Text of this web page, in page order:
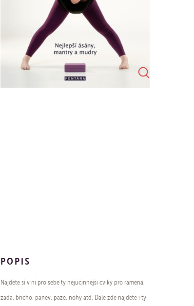
POPIS
Najděte si v ní pro sebe ty nejúčinnější cviky pro ramena,
záda, břicho, pánev, paže, nohy atd. Dále zde najdete i ty